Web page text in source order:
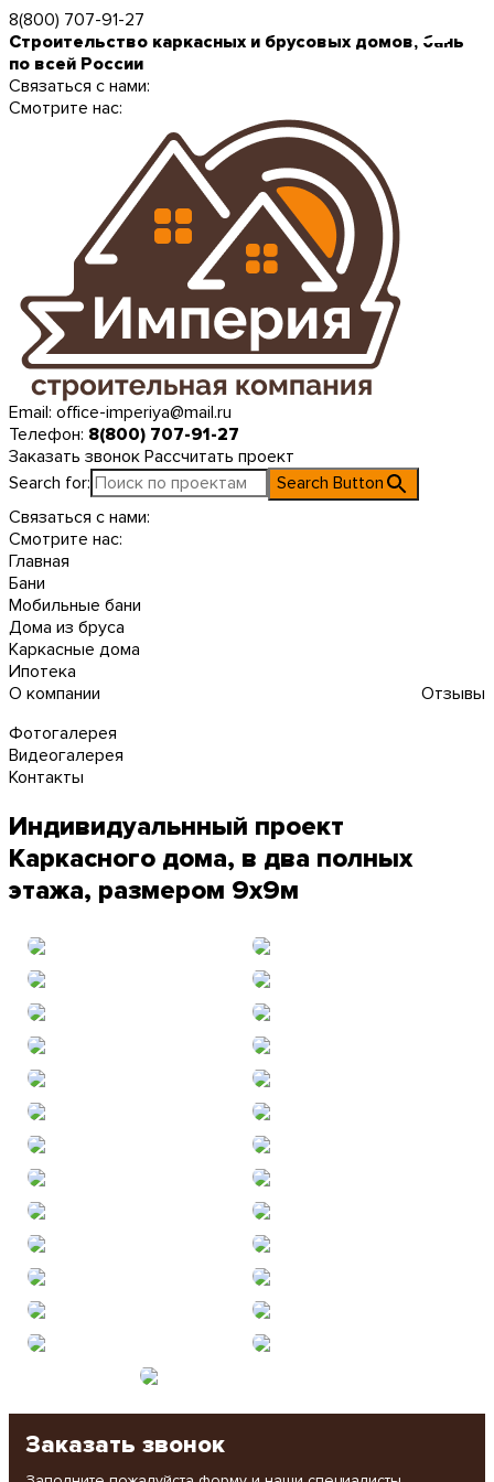
8(800) 707-91-27
Строительство каркасных и брусовых домов, бань
по всей России
Связаться с нами:
Смотрите нас:
Email: office-imperiya@mail.ru
Телефон: 8(800) 707-91-27
Заказать звонок Рассчитать проект
Search for:
Search Button
Связаться с нами:
Смотрите нас:
Главная
Бани
Мобильные бани
Дома из бруса
Каркасные дома
Ипотека
О компании
Отзывы
Фотогалерея
Видеогалерея
Контакты
Индивидуальнный проект
Каркасного дома, в два полных
этажа, размером 9х9м
Заказать звонок